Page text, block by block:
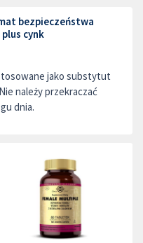
bezpieczeństwa
cynk
jako substytut
należy przekraczać
dnia.